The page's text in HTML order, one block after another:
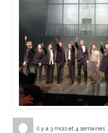
il y a 3 mois et 4 semaines